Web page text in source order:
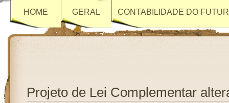
HOME GERAL CONTABILIDADE DO
Projeto de Lei Complementar